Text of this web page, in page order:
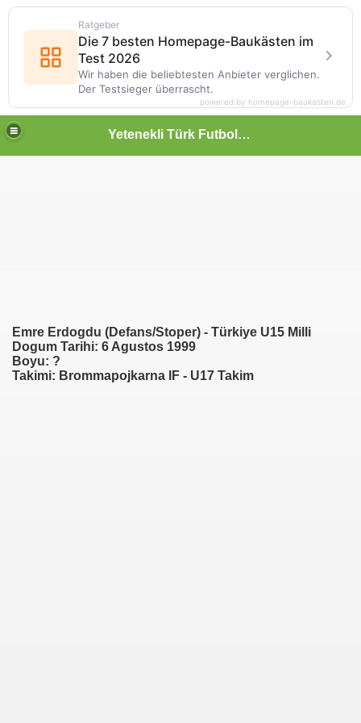
Yetenekli Türk Futbolcular
Emre Erdogdu (Defans/Stoper) - Türkiye U15 Milli
Dogum Tarihi: 6 Agustos 1999
Boyu: ?
Takimi: Brommapojkarna IF - U17 Takim
Ratgeber
Die 7 besten Homepage-Baukästen im
Test 2026
Wir haben die beliebtesten Anbieter verglichen.
Der Testsieger überrascht.
powered by homepage-baukasten.de